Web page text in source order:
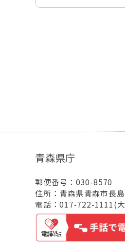
青森県庁
郵便番号：030-8570
住所：青森県青森市長
電話：017-722-1111(